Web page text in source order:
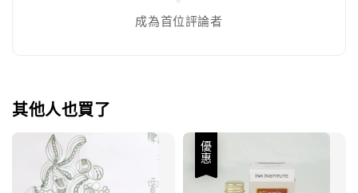
成為首位評論者
其他人也買了
優惠